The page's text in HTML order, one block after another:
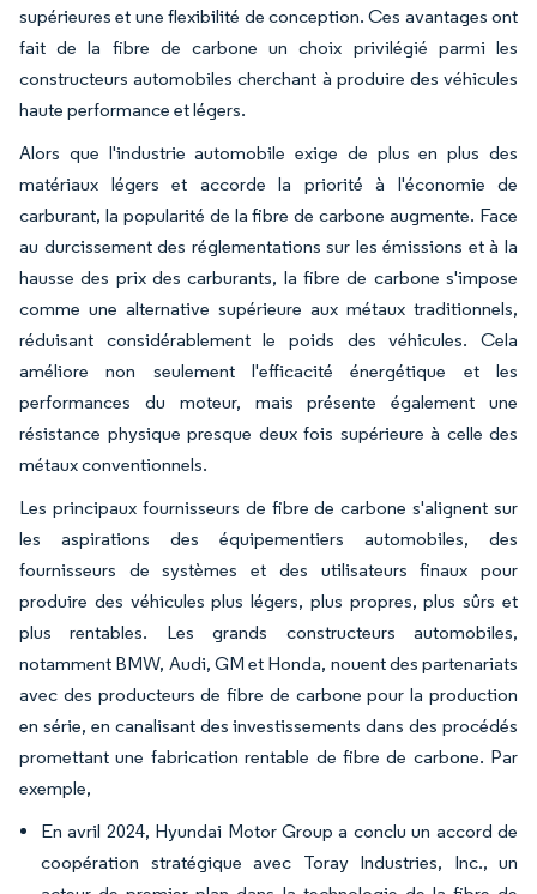
supérieures et une flexibilité de conception. Ces avantages ont
fait de la fibre de carbone un choix privilégié parmi les
constructeurs automobiles cherchant à produire des véhicules
haute performance et légers.
Alors que l'industrie automobile exige de plus en plus des
matériaux légers et accorde la priorité à l'économie de
carburant, la popularité de la fibre de carbone augmente. Face
au durcissement des réglementations sur les émissions et à la
hausse des prix des carburants, la fibre de carbone s'impose
comme une alternative supérieure aux métaux traditionnels,
réduisant considérablement le poids des véhicules. Cela
améliore non seulement l'efficacité énergétique et les
performances du moteur, mais présente également une
résistance physique presque deux fois supérieure à celle des
métaux conventionnels.
Les principaux fournisseurs de fibre de carbone s'alignent sur
les aspirations des équipementiers automobiles, des
fournisseurs de systèmes et des utilisateurs finaux pour
produire des véhicules plus légers, plus propres, plus sûrs et
plus rentables. Les grands constructeurs automobiles,
notamment BMW, Audi, GM et Honda, nouent des partenariats
avec des producteurs de fibre de carbone pour la production
en série, en canalisant des investissements dans des procédés
promettant une fabrication rentable de fibre de carbone. Par
exemple,
En avril 2024, Hyundai Motor Group a conclu un accord de
coopération stratégique avec Toray Industries, Inc., un